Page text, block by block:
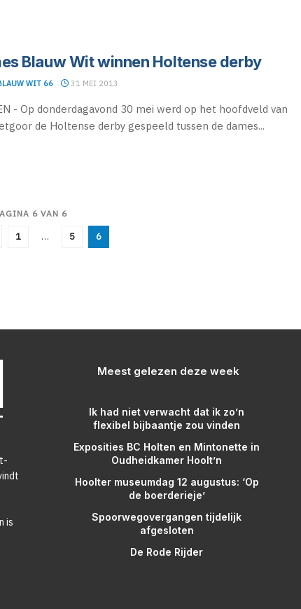
Blauw Wit winnen Holtense derby
WIT 66 31 MEI 2013
- Op donderdagavond 30 mei werd op het hoofdveld van
de Holtense derby gespeeld tussen de dames...
6 VAN 6
1 … 5 6
is
Meest gelezen deze week
Ik had niet verwacht dat ik zo’n
flexibel bijbaantje zou vinden
Exposities BC Holten en Mintonette in
Oudheidkamer Hoolt’n
Hoolter museumdag 12 augustus: ‘Op
de boerderieje’
Spoorwegovergangen tijdelijk
afgesloten
De Rode Rijder